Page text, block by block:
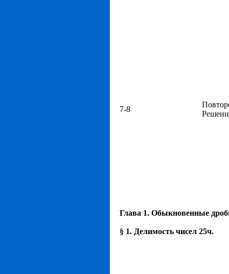
7-8
Глава 1. Обыкновенные
§ 1. Делимость чисел 25ч.